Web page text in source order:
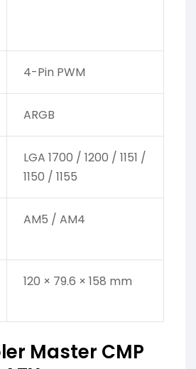
4-Pin PWM
ARGB
LGA 1700 / 1200 / 1151 /
1150 / 1155
AM5 / AM4
120 × 79.6 × 158 mm
Master CMP